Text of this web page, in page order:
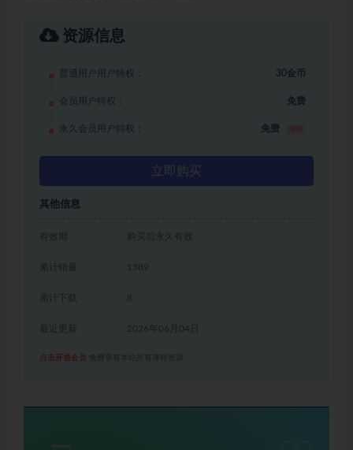
资源信息
普通用户用户特权： 30金币
会员用户特权： 免费
永久会员用户特权： 免费
立即购买
其他信息
有效期 购买后永久有效
累计销量 1589
累计下载 8
2026年06月04日
点击开通会员 免费享有本站所有课程资源